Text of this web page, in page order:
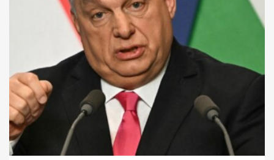
Volánbusz-sztrájk: Lázár
János új bérajánlatot tett